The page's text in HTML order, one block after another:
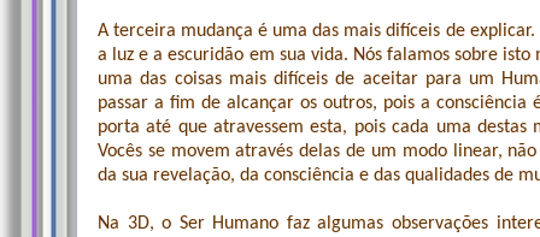
A terceira mudança é uma das mais difíceis de
a luz e a escuridão em sua vida. Nós falamos sobre
uma das coisas mais difíceis de aceitar para um
passar a fim de alcançar os outros, pois a consciência
porta até que atravessem esta, pois cada uma
Vocês se movem através delas de um modo linear,
da sua revelação, da consciência e das qualidades de
Na 3D, o Ser Humano faz algumas observações